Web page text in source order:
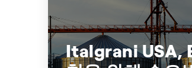
Italgrani USA,
Italgrani USA, ESG 실
요반응제도(DR)에 참
전력수요반응을 통해 ESG 경